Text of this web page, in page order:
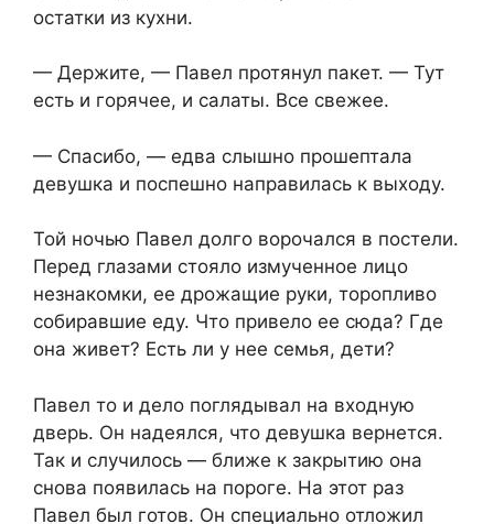
остатки из кухни.
— Держите, — Павел протянул пакет. — Тут
есть и горячее, и салаты. Все свежее.
— Спасибо, — едва слышно прошептала
девушка и поспешно направилась к выходу.
Той ночью Павел долго ворочался в постели.
Перед глазами стояло измученное лицо
незнакомки, ее дрожащие руки, торопливо
собиравшие еду. Что привело ее сюда? Где
она живет? Есть ли у нее семья, дети?
Павел то и дело поглядывал на входную
дверь. Он надеялся, что девушка вернется.
Так и случилось — ближе к закрытию она
снова появилась на пороге. На этот раз
Павел был готов. Он специально отложил